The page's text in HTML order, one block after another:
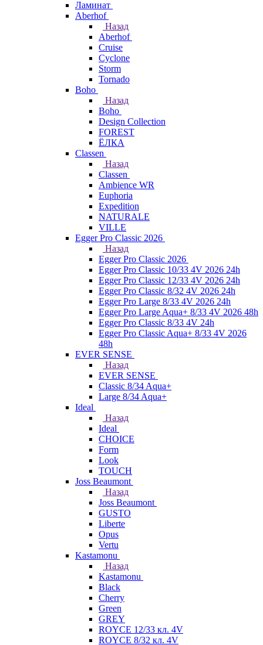
Ламинат
Aberhof
Назад
Aberhof
Cruise
Cyclone
Storm
Tornado
Boho
Назад
Boho
Design Collection
FOREST
ЁЛКА
Classen
Назад
Classen
Ambience WR
Euphoria
Expedition
NATURALE
VILLE
Egger Pro Classic 2026
Назад
Egger Pro Classic 2026
Egger Pro Classic 10/33 4V 2026 24h
Egger Pro Classic 12/33 4V 2026 24h
Egger Pro Classic 8/32 4V 2026 24h
Egger Pro Large 8/33 4V 2026 24h
Egger Pro Large Aqua+ 8/33 4V 2026 48h
Egger Pro Classic 8/33 4V 24h
Egger Pro Classic Aqua+ 8/33 4V 2026
48h
EVER SENSE
Назад
EVER SENSE
Classic 8/34 Aqua+
Large 8/34 Aqua+
Ideal
Назад
Ideal
CHOICE
Form
Look
TOUCH
Joss Beaumont
Назад
Joss Beaumont
GUSTO
Liberte
Opus
Vertu
Kastamonu
Назад
Kastamonu
Black
Cherry
Green
GREY
ROYCE 12/33 кл. 4V
ROYCE 8/32 кл. 4V